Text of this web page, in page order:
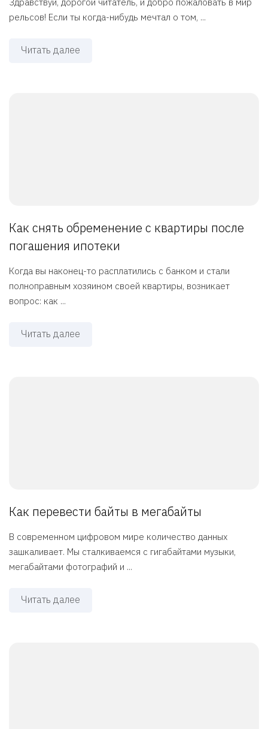
рельсов! Если ты когда-нибудь мечтал о том, ...
Читать далее
Как снять обременение с квартиры после
погашения ипотеки
Когда вы наконец-то расплатились с банком и стали
полноправным хозяином своей квартиры, возникает
вопрос: как ...
Читать далее
Как перевести байты в мегабайты
В современном цифровом мире количество данных
зашкаливает. Мы сталкиваемся с гигабайтами музыки,
мегабайтами фотографий и ...
Читать далее